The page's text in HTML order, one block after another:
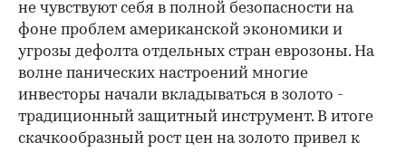
не чувствуют себя в полной безопасности на
фоне проблем американской экономики и
угрозы дефолта отдельных стран еврозоны. На
волне панических настроений многие
инвесторы начали вкладываться в золото -
традиционный защитный инструмент. В итоге
скачкообразный рост цен на золото привел к